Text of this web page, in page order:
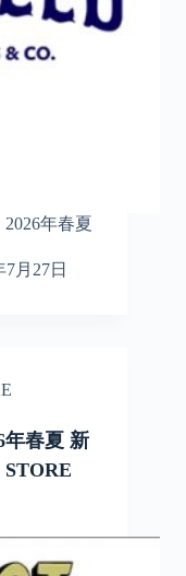
年春夏
7月27日
年春夏 新